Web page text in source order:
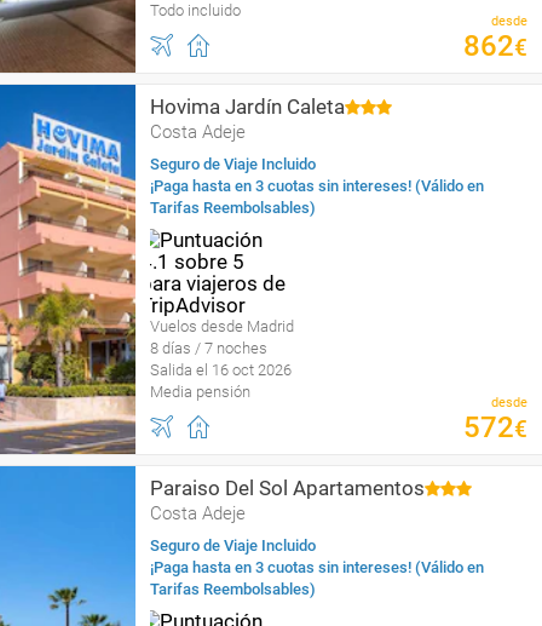
Todo incluido
desde
862€
Hovima Jardín Caleta
Costa Adeje
Seguro de Viaje Incluido
¡Paga hasta en 3 cuotas sin intereses! (Válido en
Tarifas Reembolsables)
Vuelos desde Madrid
8 días / 7 noches
Salida el 16 oct 2026
Media pensión
desde
572€
Paraiso Del Sol Apartamentos
Costa Adeje
Seguro de Viaje Incluido
¡Paga hasta en 3 cuotas sin intereses! (Válido en
Tarifas Reembolsables)